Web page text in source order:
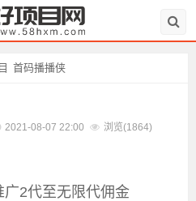
首码播播侠
2021-08-07 22:00 浏览(1864)
2代至无限代佣金